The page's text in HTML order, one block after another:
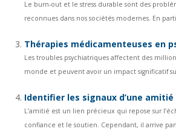
Le burn-out et le stress durable sont des
reconnues dans nos sociétés modernes. En
Thérapies médicamenteuses en
Les troubles psychiatriques affectent des
monde et peuvent avoir un impact significatif
Identifier les signaux d’une
L’amitié est un lien précieux qui repose sur
confiance et le soutien. Cependant, il arrive